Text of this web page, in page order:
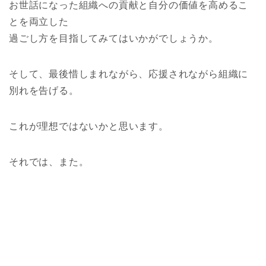
お世話になった組織への貢献と自分の価値を高めるこ
とを両立した
過ごし方を目指してみてはいかがでしょうか。
そして、最後惜しまれながら、応援されながら組織に
別れを告げる。
これが理想ではないかと思います。
それでは、また。